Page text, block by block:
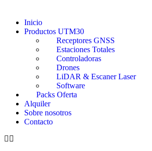
Inicio
Productos UTM30
Receptores GNSS
Estaciones Totales
Controladoras
Drones
LiDAR & Escaner Laser
Software
Packs Oferta
Alquiler
Sobre nosotros
Contacto